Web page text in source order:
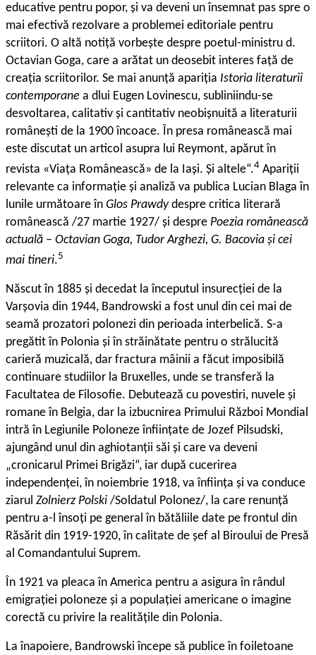
educative pentru popor, și va deveni un însemnat pas spre o
mai efectivă rezolvare a problemei editoriale pentru
scriitori. O altă notiță vorbește despre poetul-ministru d.
Octavian Goga, care a arătat un deosebit interes față de
creația scriitorilor. Se mai anunță apariția Istoria literaturii
contemporane a dlui Eugen Lovinescu, subliniindu-se
desvoltarea, calitativ și cantitativ neobișnuită a literaturii
românești de la 1900 încoace. În presa românească mai
este discutat un articol asupra lui Reymont, apărut în
revista «Viața Românească» de la Iași. Și altele“.4 Apariții
relevante ca informație și analiză va publica Lucian Blaga în
lunile următoare în Glos Prawdydespre critica literară
românească /27 martie 1927/ și despre Poezia românească
actuală – Octavian Goga, Tudor Arghezi, G. Bacovia și cei
mai tineri.5
Născut în 1885 și decedat la începutul insurecției de la
Varșovia din 1944, Bandrowski a fost unul din cei mai de
seamă prozatori polonezi din perioada interbelică. S-a
pregătit în Polonia și în străinătate pentru o strălucită
carieră muzicală, dar fractura mâinii a făcut imposibilă
continuare studiilor la Bruxelles, unde se transferă la
Facultatea de Filosofie. Debutează cu povestiri, nuvele și
romane în Belgia, dar la izbucnirea Primului Război Mondial
intră în Legiunile Poloneze înființate de Jozef Pilsudski,
ajungând unul din aghiotanții săi și care va deveni
„cronicarul Primei Brigăzi“, iar după cucerirea
independenței, în noiembrie 1918, va înființa și va conduce
ziarul Zolnierz Polski /Soldatul Polonez/, la care renunță
pentru a-l însoți pe general în bătăliile date pe frontul din
Răsărit din 1919-1920, în calitate de șef al Biroului de Presă
al Comandantului Suprem.
În 1921 va pleaca în America pentru a asigura în rândul
emigrației poloneze și a populației americane o imagine
corectă cu privire la realitățile din Polonia.
La înapoiere, Bandrowski începe să publice în foiletoane